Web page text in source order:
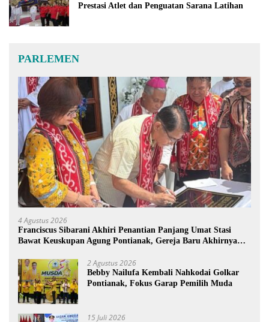
Prestasi Atlet dan Penguatan Sarana Latihan
PARLEMEN
4 Agustus 2026
Franciscus Sibarani Akhiri Penantian Panjang Umat Stasi
Bawat Keuskupan Agung Pontianak, Gereja Baru Akhirnya
2 Agustus 2026
Bebby Nailufa Kembali Nahkodai Golkar
Pontianak, Fokus Garap Pemilih Muda
15 Juli 2026